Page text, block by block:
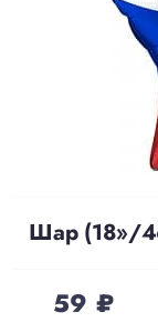
Избранное
Шар (18»/
59 ₽